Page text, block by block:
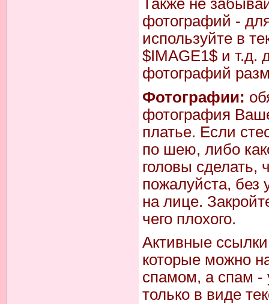
Также не
фотографий -
используйте в
$IMAGE1$ и т.д.
фотографий
Фотографии:
фотография
платье. Если
по шею, либо
головы сделать,
пожалуйста, без
на лице.
чего плохого.
Активные
которые можно
спамом, а спам -
только в виде